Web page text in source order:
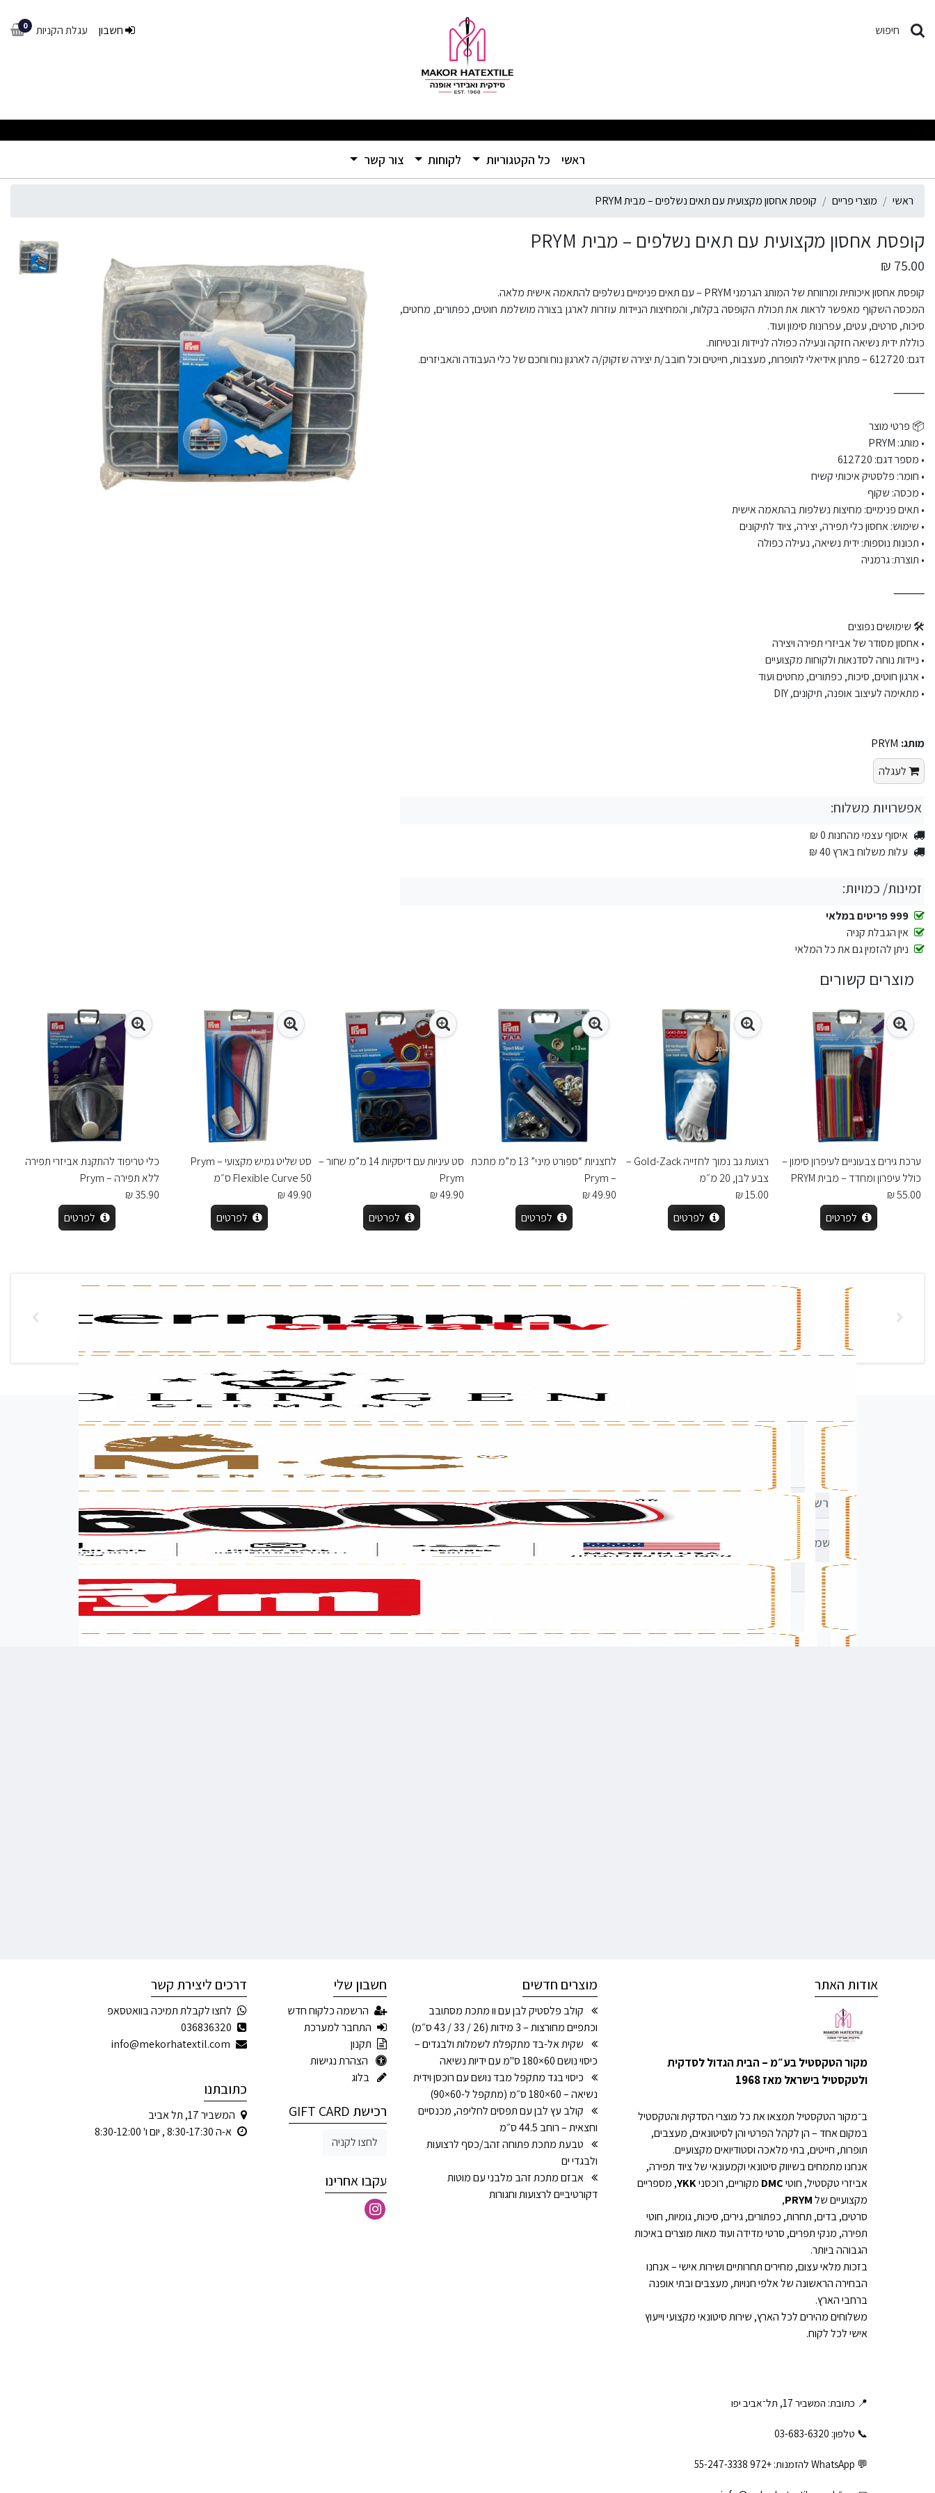
קופסת אחסון מקצועית עם תאים נשלפים – מבית PRYM
חיפוש 0 עגלת הקניות חשבון
ראשי
(current) כל הקטגוריות לקוחות צור קשר
ראשי מוצרי פריים קופסת אחסון מקצועית עם תאים נשלפים – מבית PRYM
קופסת אחסון מקצועית עם תאים נשלפים – מבית PRYM
75.00 ₪
קופסת אחסון איכותית ומרווחת של המותג הגרמני PRYM – עם תאים פנימיים נשלפים להתאמה אישית מלאה.
המכסה השקוף מאפשר לראות את תכולת הקופסה בקלות, והמחיצות הניידות עוזרות לארגן בצורה מושלמת חוטים, כפתורים, מחטים,
סיכות, סרטים, עטים, עפרונות סימון ועוד.
כוללת ידית נשיאה חזקה ונעילה כפולה לניידות ובטיחות.
דגם: 612720 – פתרון אידיאלי לתופרות, מעצבות, חייטים וכל חובב/ת יצירה שזקוק/ה לארגון נוח וחכם של כלי העבודה והאביזרים.
⸻
📦 פרטי מוצר
• מותג: PRYM
• מספר דגם: 612720
• חומר: פלסטיק איכותי קשיח
• מכסה: שקוף
• תאים פנימיים: מחיצות נשלפות בהתאמה אישית
• שימוש: אחסון כלי תפירה, יצירה, ציוד לתיקונים
• תכונות נוספות: ידית נשיאה, נעילה כפולה
• תוצרת: גרמניה
⸻
🛠 שימושים נפוצים
• אחסון מסודר של אביזרי תפירה ויצירה
• ניידות נוחה לסדנאות ולקוחות מקצועיים
• ארגון חוטים, סיכות, כפתורים, מחטים ועוד
• מתאימה לעיצוב אופנה, תיקונים, DIY
מותג: PRYM
לעגלה
אפשרויות משלוח:
איסוף עצמי מהחנות 0 ₪
עלות משלוח בארץ 40 ₪
זמינות/ כמויות:
999 פריטים במלאי
אין הגבלת קניה
ניתן להזמין גם את כל המלאי
מוצרים קשורים
ערכת גירים צבעוניים לעיפרון סימון –
כולל עיפרון ומחדד – מבית PRYM
55.00 ₪
לפרטים
רצועת גב נמוך לחזייה Gold-Zack –
צבע לבן, 20 מ״מ
15.00 ₪
לפרטים
לחצניות “ספורט מיני” 13 מ”מ מתכת
– Prym
49.90 ₪
לפרטים
סט עיניות עם דיסקיות 14 מ”מ שחור –
Prym
49.90 ₪
לפרטים
סט שליט גמיש מקצועי – Prym
Flexible Curve 50 ס״מ
49.90 ₪
לפרטים
כלי טריפוד להתקנת אביזרי תפירה
ללא תפירה – Prym
35.90 ₪
לפרטים
לכל שאלה אנחנו זמינים עבורכם
השאירו פרטים בטופס ומיד נציג שלנו ישוחח עימך
רשמו שם מלא רשמו טלפון רשמו אימייל (אופציונלי)
רשמו הודעה (אופציונלי)
אודות האתר
מקור הטקסטיל בע״מ – הבית הגדול לסדקית
ולטקסטיל בישראל מאז 1968
ב־מקור הטקסטיל תמצאו את כל מוצרי הסדקית והטקסטיל
במקום אחד – הן לקהל הפרטי והן לסיטונאים, מעצבים,
תופרות, חייטים, בתי מלאכה וסטודיואים מקצועיים.
אנחנו מתמחים בשיווק סיטונאי וקמעונאי של ציוד תפירה,
אביזרי טקסטיל, חוטיDMC מקוריים, רוכסניYKK, מספריים
מקצועיים שלPRYM
,
סרטים, בדים, תחרות, כפתורים, גירים, סיכות, גומיות, חוטי
תפירה, מנקי תפרים, סרטי מדידה ועוד מאות מוצרים באיכות
הגבוהה ביותר.
בזכות מלאי עצום, מחירים תחרותיים ושירות אישי – אנחנו
הבחירה הראשונה של אלפי חנויות, מעצבים ובתי אופנה
ברחבי הארץ.
משלוחים מהירים לכל הארץ, שירות סיטונאי מקצועי וייעוץ
אישי לכל לקוח.
📍 כתובת: המשביר 17, תל־אביב יפו
📞 טלפון: ‎03-683-6320
💬 WhatsApp להזמנות: +972 55-247-3338
מוצרים חדשים
קולב פלסטיק לבן עם וו מתכת מסתובב
וכתפיים מחורצות – 3 מידות (26 / 33 / 43 ס״מ)
שקית אל-בד מתקפלת לשמלות ולבגדים –
כיסוי נושם 60×180 ס"מ עם ידיות נשיאה
כיסוי בגד מתקפל מבד נושם עם רוכסן וידית
נשיאה – 60×180 ס״מ (מתקפל ל-60×90)
קולב עץ לבן עם תפסים לחליפה, מכנסיים
וחצאית – רוחב 44.5 ס״מ
טבעת מתכת פתוחה זהב/כסף לרצועות
ולבגדי ים
אבזם מתכת זהב מלבני עם מוטות
דקורטיביים לרצועות וחגורות
חשבון שלי
הרשמה כלקוח חדש
התחבר למערכת
תקנון
הצהרת נגישות
בלוג
רכישת GIFT CARD
לחצו לקניה
עקבו אחרינו
דרכים ליצירת קשר
לחצו לקבלת תמיכה בוואטסאפ
036836320
info@mekorhatextil.com
כתובתנו
המשביר 17, תל אביב
א-ה 8:30-17:30 , יום ו' 8:30-12:00